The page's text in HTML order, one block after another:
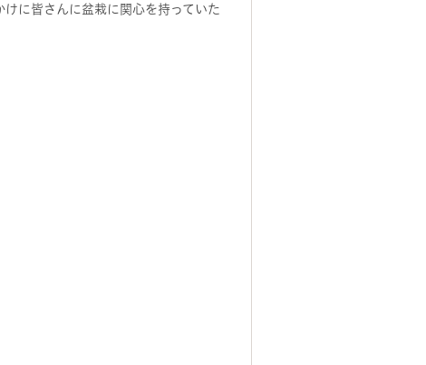
に皆さんに盆栽に関心を持っていた